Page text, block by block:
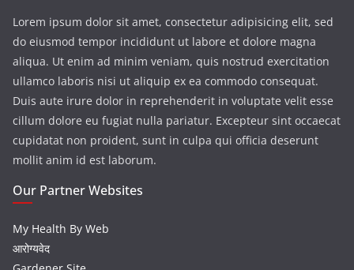
Lorem ipsum dolor sit amet, consectetur adipisicing elit, sed
do eiusmod tempor incididunt ut labore et dolore magna
aliqua. Ut enim ad minim veniam, quis nostrud exercitation
ullamco laboris nisi ut aliquip ex ea commodo consequat.
Duis aute irure dolor in reprehenderit in voluptate velit esse
cillum dolore eu fugiat nulla pariatur. Excepteur sint occaecat
cupidatat non proident, sunt in culpa qui officia deserunt
mollit anim id est laborum.
Our Partner Websites
My Health By Web
आरोग्यवेद